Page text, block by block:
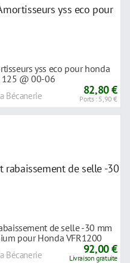
yss eco pour honda
125 @ 00-06
Bécanerie 82,80 €
Ports : 5,90 €
de selle -30 mm
pour Honda VFR1200
Bécanerie 92,00 €
Livraison gratuite